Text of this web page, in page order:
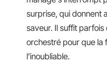
surprise, qui donnent
saveur. Il suffit parfois
orchestré pour que la
l’inoubliable.